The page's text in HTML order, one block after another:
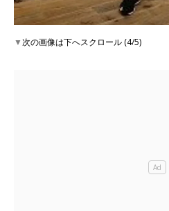
▼次の画像は下へスクロール (4/5)